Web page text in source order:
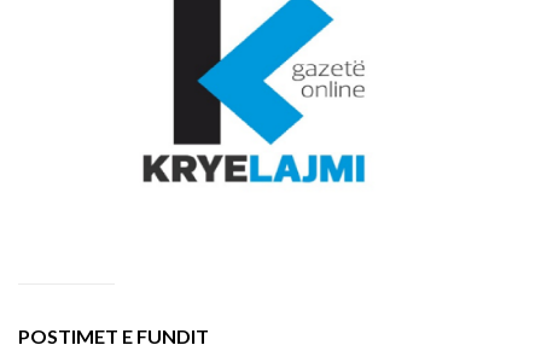
POSTIMET E FUNDIT